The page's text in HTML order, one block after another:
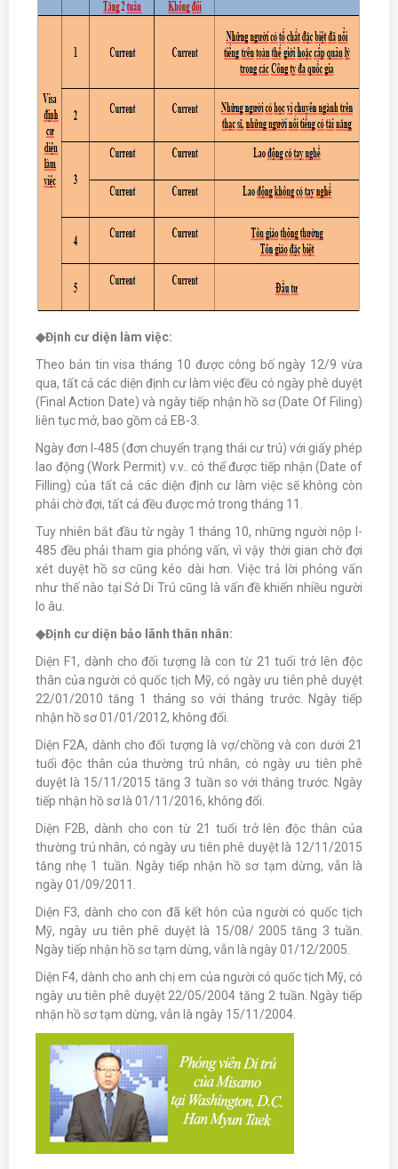
◆Định cư diện làm việc:
Theo bản tin visa tháng 10 được công bố ngày 12/9 vừa
qua, tất cả các diện định cư làm việc đều có ngày phê duyệt
(Final Action Date) và ngày tiếp nhận hồ sơ (Date Of Filing)
liên tục mở, bao gồm cả EB-3.
Ngày đơn I-485 (đơn chuyển trạng thái cư trú) với giấy phép
lao động (Work Permit) v.v.. có thể được tiếp nhận (Date of
Filling) của tất cả các diện định cư làm việc sẽ không còn
phải chờ đợi, tất cả đều được mở trong tháng 11.
Tuy nhiên bắt đầu từ ngày 1 tháng 10, những người nộp I-
485 đều phải tham gia phỏng vấn, vì vậy thời gian chờ đợi
xét duyệt hồ sơ cũng kéo dài hơn. Việc trả lời phỏng vấn
như thế nào tại Sở Di Trú cũng là vấn đề khiến nhiều người
lo âu.
◆Định cư diện bảo lãnh thân nhân:
Diện F1, dành cho đối tượng là con từ 21 tuổi trở lên độc
thân của người có quốc tịch Mỹ, có ngày ưu tiên phê duyệt
22/01/2010 tăng 1 tháng so với tháng trước. Ngày tiếp
nhận hồ sơ 01/01/2012, không đổi.
Diện F2A, dành cho đối tượng là vợ/chồng và con dưới 21
tuổi độc thân của thường trú nhân, có ngày ưu tiên phê
duyệt là 15/11/2015 tăng 3 tuần so với tháng trước. Ngày
tiếp nhận hồ sơ là 01/11/2016, không đổi.
Diện F2B, dành cho con từ 21 tuổi trở lên độc thân của
thường trú nhân, có ngày ưu tiên phê duyệt là 12/11/2015
tăng nhẹ 1 tuần. Ngày tiếp nhận hồ sơ tạm dừng, vẫn là
ngày 01/09/2011.
Diện F3, dành cho con đã kết hôn của người có quốc tịch
Mỹ, ngày ưu tiên phê duyệt là 15/08/ 2005 tăng 3 tuần.
Ngày tiếp nhận hồ sơ tạm dừng, vẫn là ngày 01/12/2005.
Diện F4, dành cho anh chị em của người có quốc tịch Mỹ, có
ngày ưu tiên phê duyệt 22/05/2004 tăng 2 tuần. Ngày tiếp
nhận hồ sơ tạm dừng, vẫn là ngày 15/11/2004.